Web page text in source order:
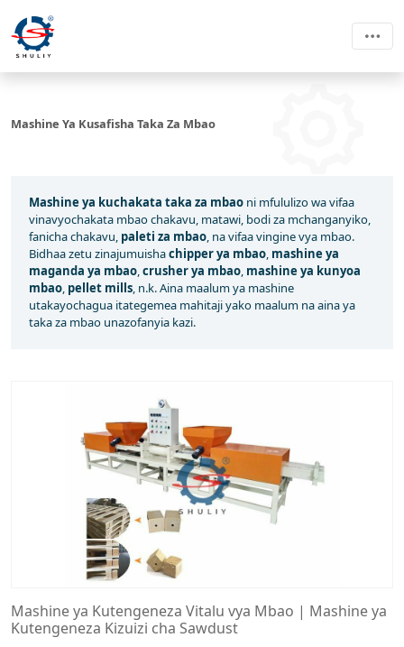
Mashine Ya Kusafisha Taka Za Mbao
Mashine ya kuchakata taka za mbao ni mfululizo wa vifaa
vinavyochakata mbao chakavu, matawi, bodi za mchanganyiko,
fanicha chakavu, paleti za mbao, na vifaa vingine vya mbao.
Bidhaa zetu zinajumuishachipper ya mbao, mashine ya
maganda ya mbao,crusher ya mbao, mashine ya kunyoa
mbao, pellet mills, n.k. Aina maalum ya mashine
utakayochagua itategemea mahitaji yako maalum na aina ya
taka za mbao unazofanyia kazi.
Mashine ya Kutengeneza Vitalu vya Mbao | Mashine ya
Kutengeneza Kizuizi cha Sawdust